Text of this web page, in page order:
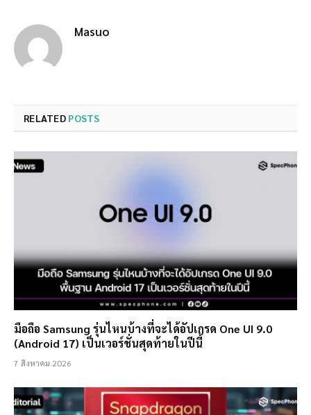
Masuo
RELATED POSTS
มือถือ Samsung รุ่นไหนบ้างที่จะได้อัปเกรด One UI 9.0
(Android 17) เป็นเวอร์ชั่นสุดท้ายในปีนี้
7 สิงหาคม 2026